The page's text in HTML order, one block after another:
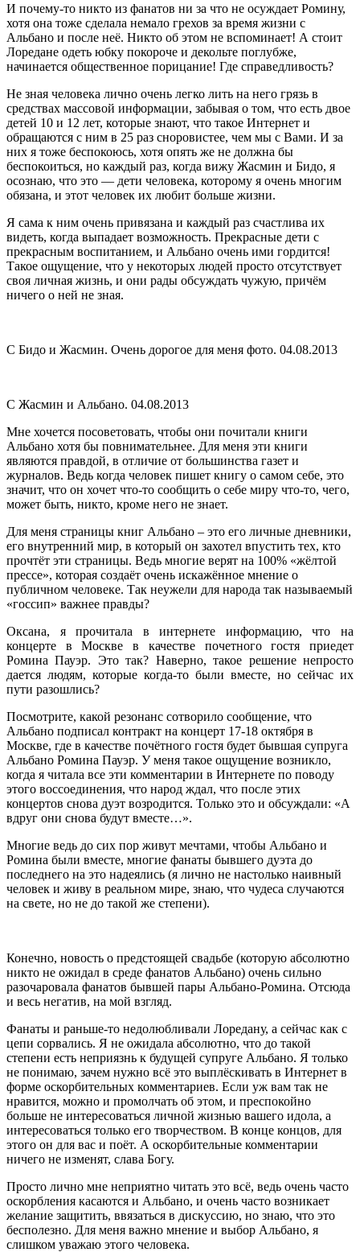
И почему-то никто из фанатов ни за что не осуждает Ромину,
хотя она тоже сделала немало грехов за время жизни с
Альбано и после неё. Никто об этом не вспоминает! А стоит
Лоредане одеть юбку покороче и декольте поглубже,
начинается общественное порицание! Где справедливость?
Не зная человека лично очень легко лить на него грязь в
средствах массовой информации, забывая о том, что есть двое
детей 10 и 12 лет, которые знают, что такое Интернет и
обращаются с ним в 25 раз сноровистее, чем мы с Вами. И за
них я тоже беспокоюсь, хотя опять же не должна бы
беспокоиться, но каждый раз, когда вижу Жасмин и Бидо, я
осознаю, что это — дети человека, которому я очень многим
обязана, и этот человек их любит больше жизни.
Я сама к ним очень привязана и каждый раз счастлива их
видеть, когда выпадает возможность. Прекрасные дети с
прекрасным воспитанием, и Альбано очень ими гордится!
Такое ощущение, что у некоторых людей просто отсутствует
своя личная жизнь, и они рады обсуждать чужую, причём
ничего о ней не зная.
С Бидо и Жасмин. Очень дорогое для меня фото. 04.08.2013
С Жасмин и Альбано. 04.08.2013
Мне хочется посоветовать, чтобы они почитали книги
Альбано хотя бы повнимательнее. Для меня эти книги
являются правдой, в отличие от большинства газет и
журналов. Ведь когда человек пишет книгу о самом себе, это
значит, что он хочет что-то сообщить о себе миру что-то, чего,
может быть, никто, кроме него не знает.
Для меня страницы книг Альбано – это его личные дневники,
его внутренний мир, в который он захотел впустить тех, кто
прочтёт эти страницы. Ведь многие верят на 100% «жёлтой
прессе», которая создаёт очень искажённое мнение о
публичном человеке. Так неужели для народа так называемый
«госсип» важнее правды?
Оксана, я прочитала в интернете информацию, что на
концерте в Москве в качестве почетного гостя приедет
Ромина Пауэр. Это так? Наверно, такое решение непросто
дается людям, которые когда-то были вместе, но сейчас их
пути разошлись?
Посмотрите, какой резонанс сотворило сообщение, что
Альбано подписал контракт на концерт 17-18 октября в
Москве, где в качестве почётного гостя будет бывшая супруга
Альбано Ромина Пауэр. У меня такое ощущение возникло,
когда я читала все эти комментарии в Интернете по поводу
этого воссоединения, что народ ждал, что после этих
концертов снова дуэт возродится. Только это и обсуждали: «А
вдруг они снова будут вместе…».
Многие ведь до сих пор живут мечтами, чтобы Альбано и
Ромина были вместе, многие фанаты бывшего дуэта до
последнего на это надеялись (я лично не настолько наивный
человек и живу в реальном мире, знаю, что чудеса случаются
на свете, но не до такой же степени).
Конечно, новость о предстоящей свадьбе (которую абсолютно
никто не ожидал в среде фанатов Альбано) очень сильно
разочаровала фанатов бывшей пары Альбано-Ромина. Отсюда
и весь негатив, на мой взгляд.
Фанаты и раньше-то недолюбливали Лоредану, а сейчас как с
цепи сорвались. Я не ожидала абсолютно, что до такой
степени есть неприязнь к будущей супруге Альбано. Я только
не понимаю, зачем нужно всё это выплёскивать в Интернет в
форме оскорбительных комментариев. Если уж вам так не
нравится, можно и промолчать об этом, и преспокойно
больше не интересоваться личной жизнью вашего идола, а
интересоваться только его творчеством. В конце концов, для
этого он для вас и поёт. А оскорбительные комментарии
ничего не изменят, слава Богу.
Просто лично мне неприятно читать это всё, ведь очень часто
оскорбления касаются и Альбано, и очень часто возникает
желание защитить, ввязаться в дискуссию, но знаю, что это
бесполезно. Для меня важно мнение и выбор Альбано, я
слишком уважаю этого человека.